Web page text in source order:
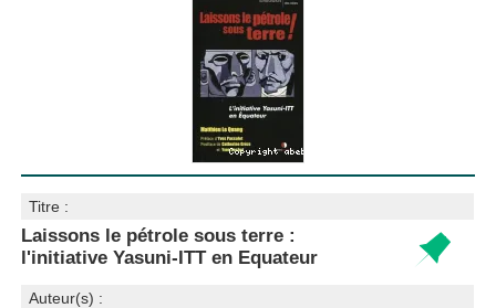
Titre :
Laissons le pétrole sous terre :
l'initiative Yasuni-ITT en Equateur
Auteur(s) :